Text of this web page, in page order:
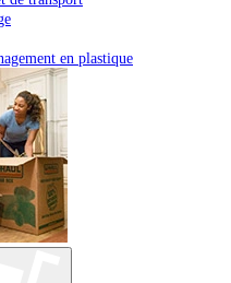
en plastique